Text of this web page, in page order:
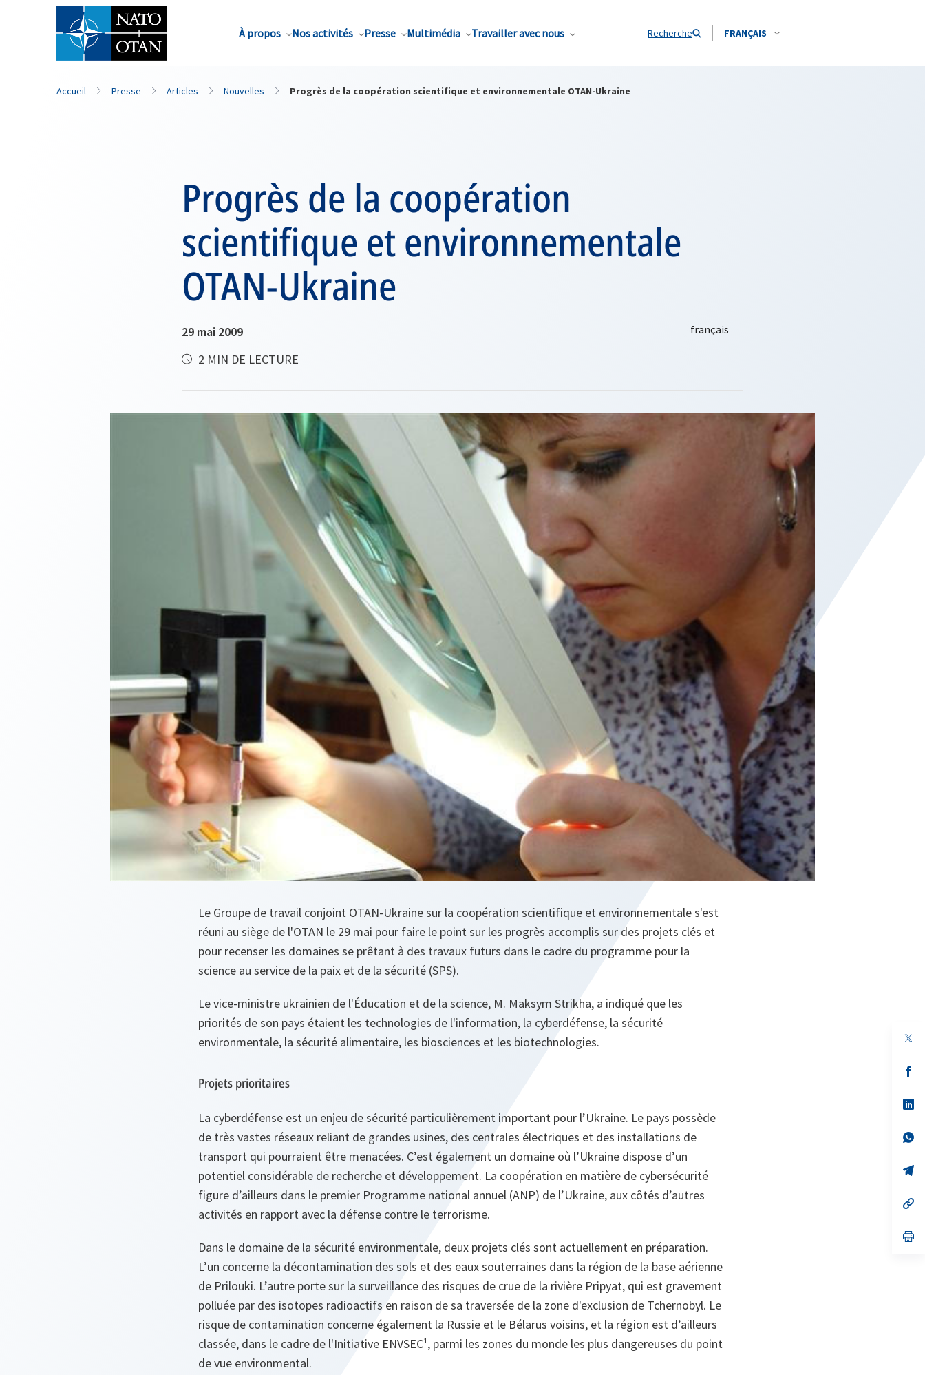
À propos Nos activités Presse Multimédia Travailler avec nous Recherche FRANÇAIS
Nom de famille*
Accueil Presse Articles Nouvelles Progrès de la coopération scientifique et environnementale OTAN-Ukraine
Progrès de la coopération
scientifique et environnementale
OTAN-Ukraine
29 mai 2009
2 MIN DE LECTURE
Le Groupe de travail conjoint OTAN-Ukraine sur la coopération scientifique et environnementale s'est
réuni au siège de l'OTAN le 29 mai pour faire le point sur les progrès accomplis sur des projets clés et
pour recenser les domaines se prêtant à des travaux futurs dans le cadre du programme pour la
science au service de la paix et de la sécurité (SPS).
Le vice-ministre ukrainien de l'Éducation et de la science, M. Maksym Strikha, a indiqué que les
priorités de son pays étaient les technologies de l'information, la cyberdéfense, la sécurité
environmentale, la sécurité alimentaire, les biosciences et les biotechnologies.
Projets prioritaires
La cyberdéfense est un enjeu de sécurité particulièrement important pour l’Ukraine. Le pays possède
de très vastes réseaux reliant de grandes usines, des centrales électriques et des installations de
transport qui pourraient être menacées. C’est également un domaine où l’Ukraine dispose d’un
potentiel considérable de recherche et développement. La coopération en matière de cybersécurité
figure d’ailleurs dans le premier Programme national annuel (ANP) de l’Ukraine, aux côtés d’autres
activités en rapport avec la défense contre le terrorisme.
Dans le domaine de la sécurité environmentale, deux projets clés sont actuellement en préparation.
L’un concerne la décontamination des sols et des eaux souterraines dans la région de la base aérienne
de Prilouki. L’autre porte sur la surveillance des risques de crue de la rivière Pripyat, qui est gravement
polluée par des isotopes radioactifs en raison de sa traversée de la zone d'exclusion de Tchernobyl. Le
risque de contamination concerne également la Russie et le Bélarus voisins, et la région est d’ailleurs
classée, dans le cadre de l'Initiative ENVSEC¹, parmi les zones du monde les plus dangereuses du point
de vue environmental.